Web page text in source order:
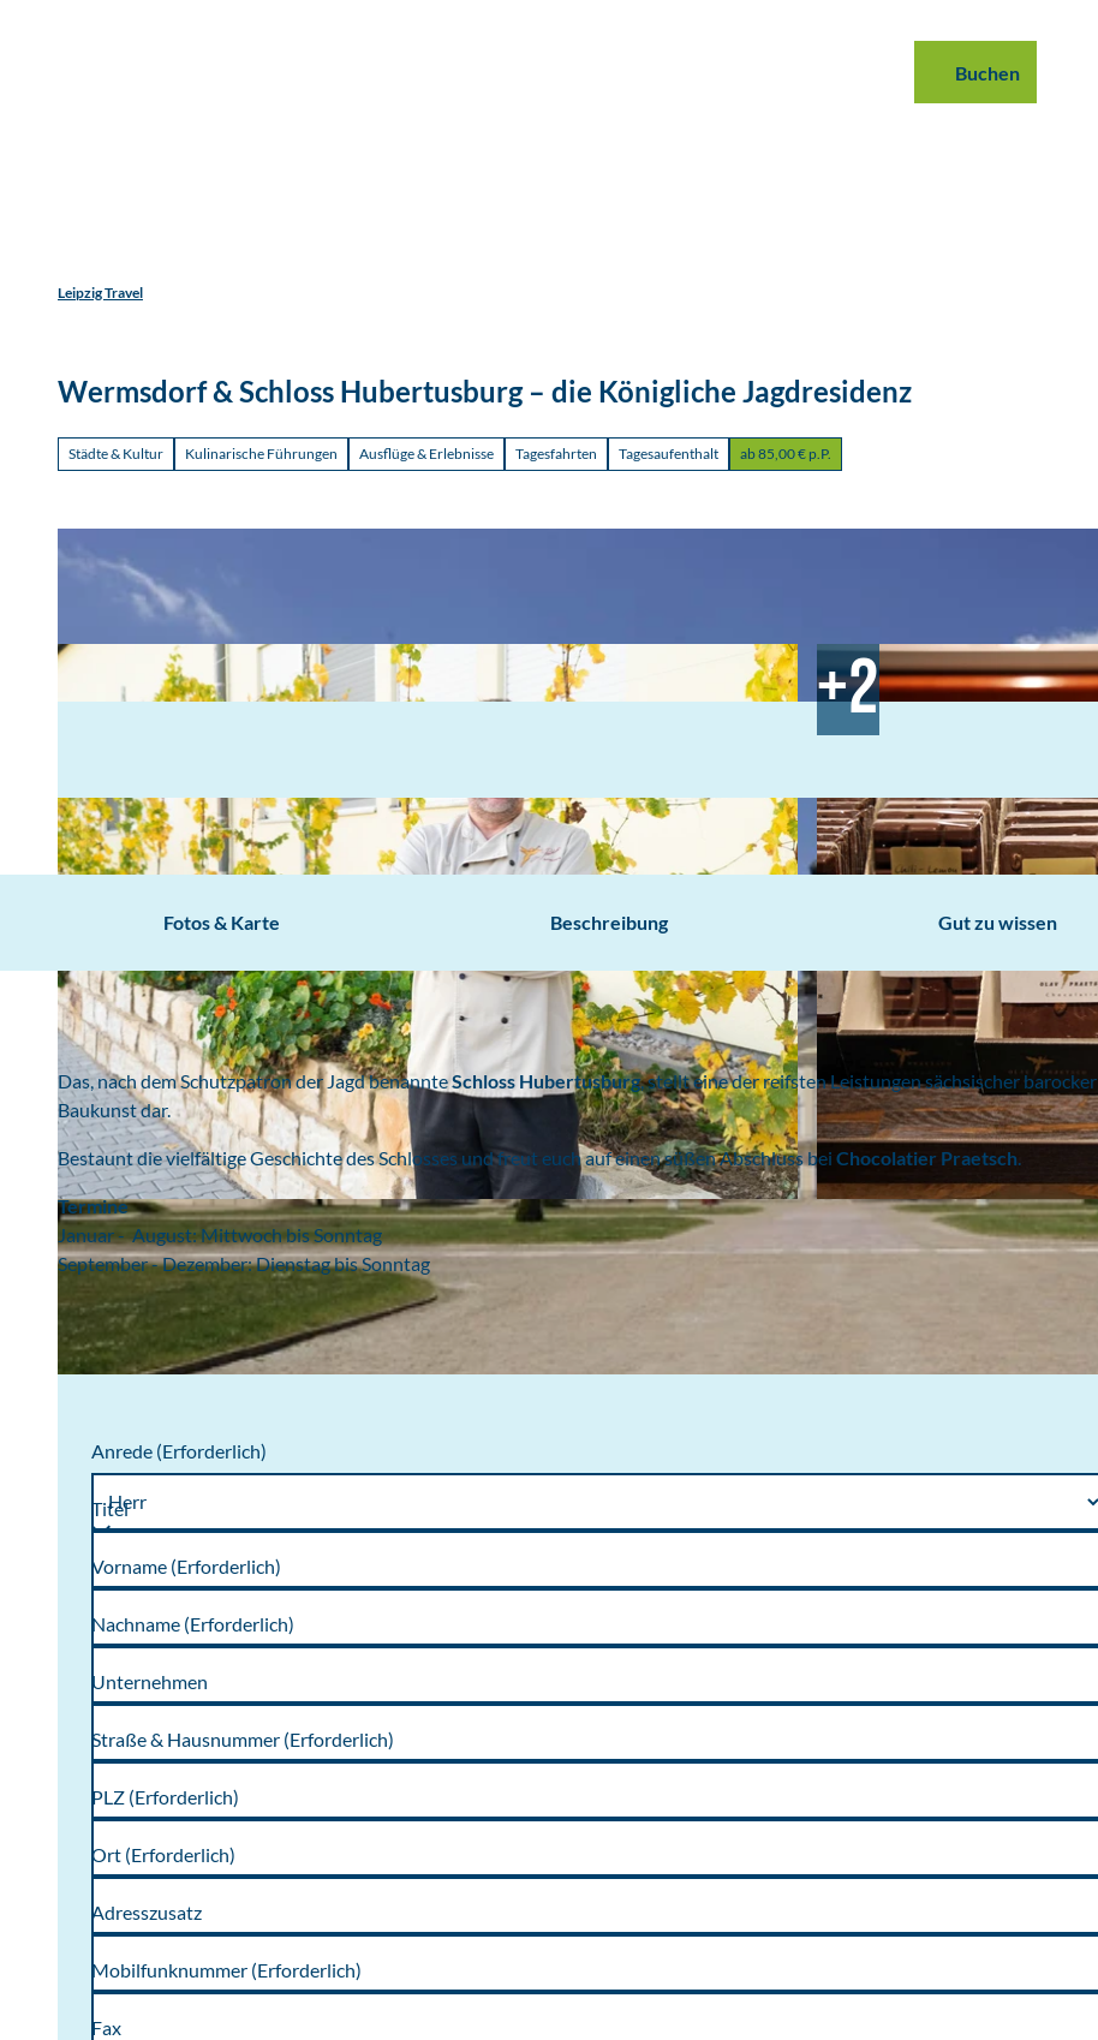
Buchen
Leipzig Travel
Wermsdorf & Schloss Hubertusburg – die Königliche Jagdresidenz
Städte & Kultur Kulinarische Führungen Ausflüge & Erlebnisse Tagesfahrten Tagesaufenthalt ab 85,00 € p.P.
© www.praetsch.de, Chocolatier Praetsch | KI-optimiert © www.leipzig.travel, Andreas Schmidt | KI-optimiert
Fotos & Karte Beschreibung Gut zu wissen
Das, nach dem Schutzpatron der Jagd benannteSchloss Hubertusburg, stellt eine der reifsten Leistungen sächsischer barocker
Baukunst dar.
Bestaunt die vielfältige Geschichte des Schlosses und freut euch auf einen süßen Abschluss bei Chocolatier Praetsch.
Termine
Januar - August: Mittwoch bis Sonntag
September - Dezember: Dienstag bis Sonntag
Anrede (Erforderlich)
Titel
Vorname (Erforderlich)
Nachname (Erforderlich)
Unternehmen
Straße & Hausnummer (Erforderlich)
PLZ (Erforderlich)
Ort (Erforderlich)
Adresszusatz
Mobilfunknummer (Erforderlich)
Fax